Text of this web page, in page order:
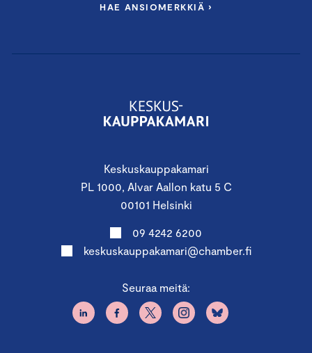
Keskuskauppakamari
PL 1000, Alvar Aallon katu 5 C
00101 Helsinki
09 4242 6200
keskuskauppakamari@chamber.fi
Seuraa meitä:
HAE ANSIOMERKKIÄ ›